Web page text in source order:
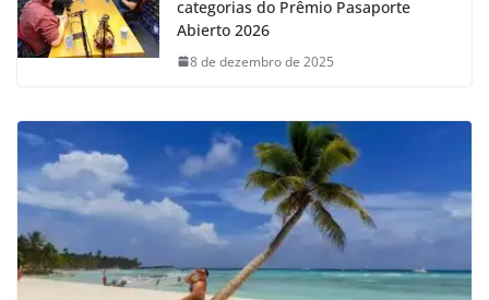
categorias do Prêmio Pasaporte
Abierto 2026
8 de dezembro de 2025